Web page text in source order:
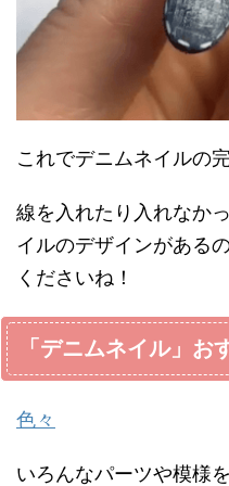
これでデニムネイルの
線を入れたり入れなか
イルのデザインがある
くださいね！
「デニムネイル」お
色々
いろんなパーツや模様